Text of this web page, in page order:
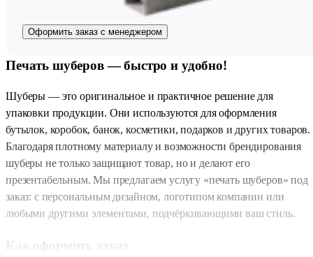
Оформить заказ с менеджером
Печать шуберов — быстро и удобно!
Шуберы — это оригинальное и практичное решение для
упаковки продукции. Они используются для оформления
бутылок, коробок, банок, косметики, подарков и других товаров.
Благодаря плотному материалу и возможности брендирования
шуберы не только защищают товар, но и делают его
презентабельным. Мы предлагаем услугу «печать шуберов» под
заказ: с персональным дизайном, логотипом компании или
любыми другими элементами, подчёркивающими ваш стиль.
Как оформить заказ